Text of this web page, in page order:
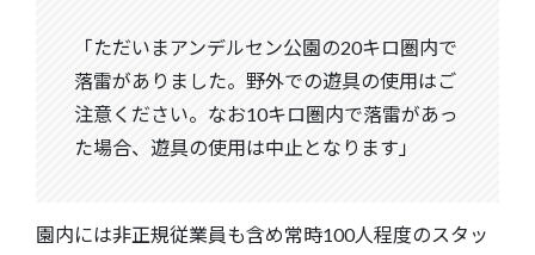
「ただいまアンデルセン公園の20キロ圏内で
落雷がありました。野外での遊具の使用はご
注意ください。なお10キロ圏内で落雷があっ
た場合、遊具の使用は中止となります」
園内には非正規従業員も含め常時100人程度のスタッ